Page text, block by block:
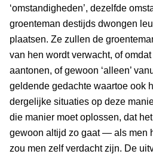
‘omstandigheden’, dezelfde
groenteman destijds dwongen
plaatsen. Ze zullen de
van hen wordt verwacht, of
aantonen, of gewoon ‘alleen’
geldende gedachte waartoe ook
dergelijke situaties op deze
die manier moet oplossen, dat
gewoon altijd zo gaat — als men
zou men zelf verdacht zijn. De